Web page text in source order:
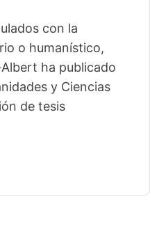
con la
o humanístico,
ha publicado
y Ciencias
de tesis